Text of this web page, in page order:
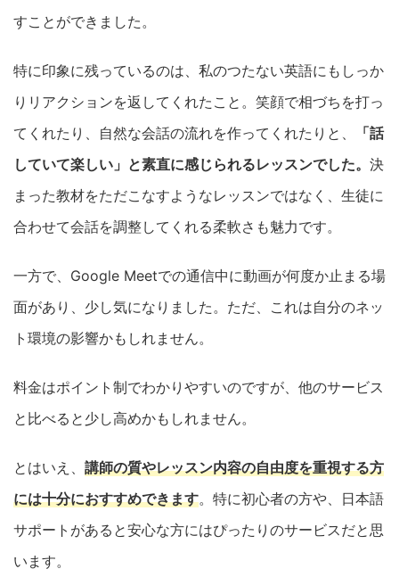
すことができました。
特に印象に残っているのは、私のつたない英語にもしっか
りリアクションを返してくれたこと。笑顔で相づちを打っ
てくれたり、自然な会話の流れを作ってくれたりと、
「話
していて楽しい」と素直に感じられるレッスンでした。 決
まった教材をただこなすようなレッスンではなく、生徒に
合わせて会話を調整してくれる柔軟さも魅力です。
一方で、Google Meetでの通信中に動画が何度か止まる場
面があり、少し気になりました。ただ、これは自分のネッ
ト環境の影響かもしれません。
料金はポイント制でわかりやすいのですが、他のサービス
と比べると少し高めかもしれません。
とはいえ、 講師の質やレッスン内容の自由度を重視する方
には十分におすすめできます。特に初心者の方や、日本語
サポートがあると安心な方にはぴったりのサービスだと思
います。